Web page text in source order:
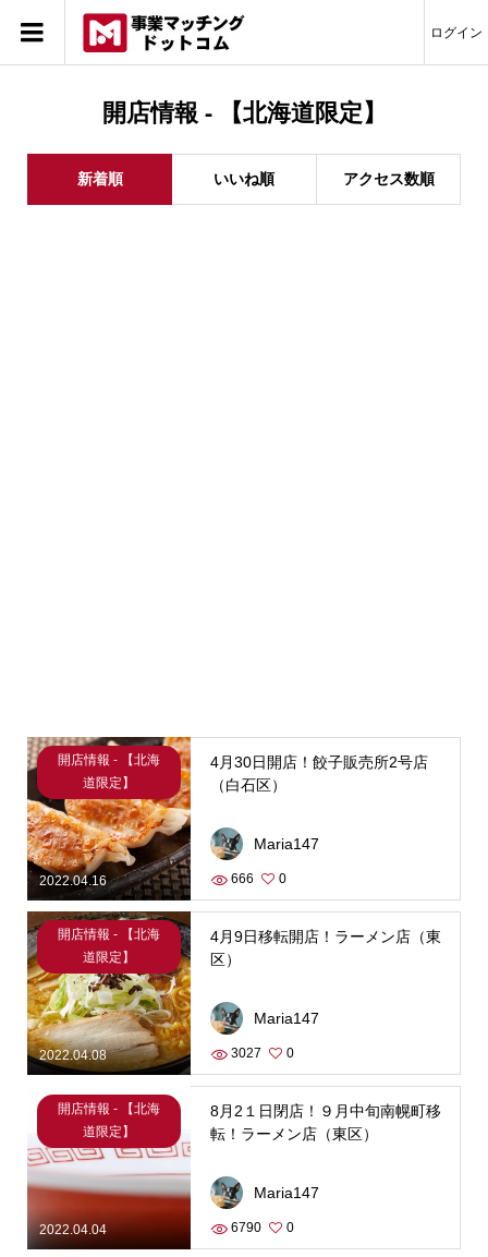
ログイン
開店情報 - 【北海道限定】
新着順 いいね順 アクセス数順
2022.04.16
開店情報 - 【北海
道限定】
4月30日開店！餃子販売所2号店
（白石区）
Maria147
666 0
2022.04.08
開店情報 - 【北海
道限定】
4月9日移転開店！ラーメン店（東
区）
Maria147
3027 0
2022.04.04
開店情報 - 【北海
道限定】
8月2１日閉店！９月中旬南幌町移
転！ラーメン店（東区）
Maria147
6790 0